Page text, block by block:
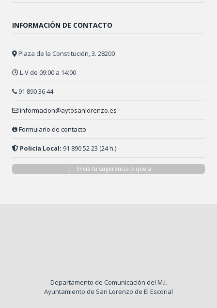
INFORMACIÓN DE CONTACTO
Plaza de la Constitución, 3. 28200
L-V de 09:00 a 14:00
91 890 36 44
informacion@aytosanlorenzo.es
Formulario de contacto
Policía Local: 91 890 52 23 (24 h.)
Envía tu sugerencia o queja
Departamento de Comunicación del M.I.
Ayuntamiento de San Lorenzo de El Escorial